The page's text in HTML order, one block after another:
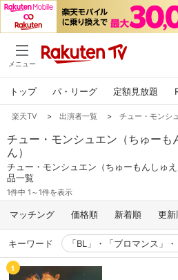
メニュー
トップ パ・リーグ 定額見放題
楽天TV > 出演者一覧 > チュー・モンシ
チュー・モンシュエン（ちゅーも
ん）
チュー・モンシュエン（ちゅーもんしゅ
品一覧
1件中 1～1件を表示
マッチング 価格順 新着順 更新
キーワード 「BL」・「ブロマンス」
1